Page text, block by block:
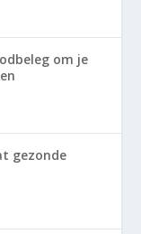
om je
gezonde